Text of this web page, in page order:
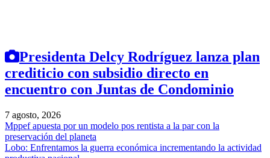
Presidenta Delcy Rodríguez lanza plan
crediticio con subsidio directo en
encuentro con Juntas de Condominio
7 agosto, 2026
Mppef apuesta por un modelo pos rentista a la par con la
preservación del planeta
Lobo: Enfrentamos la guerra económica incrementando la actividad